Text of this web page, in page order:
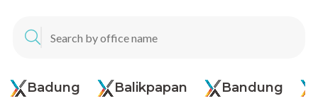
Badung Balikpapan Bandung